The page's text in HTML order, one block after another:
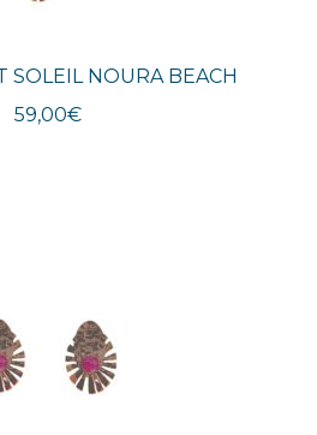
SOLEIL NOURA BEACH
59,00€